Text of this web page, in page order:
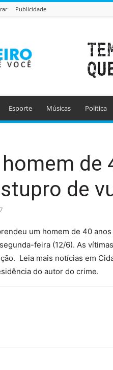
Publicidade
Esporte Músicas Política
de
de
um homem de 40
feira (12/6). As
Leia mais notícias em
do autor do crime.